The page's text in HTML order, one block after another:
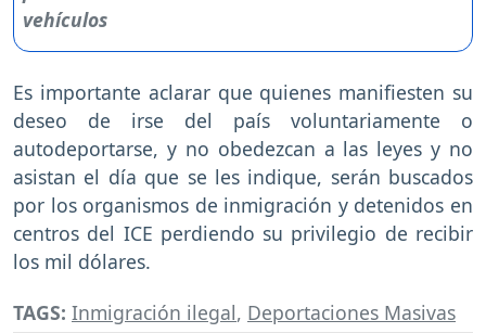
Es importante aclarar que quienes manifiesten su
deseo de irse del país voluntariamente o
autodeportarse, y no obedezcan a las leyes y no
asistan el día que se les indique, serán buscados
por los organismos de inmigración y detenidos en
centros del ICE perdiendo su privilegio de recibir
los mil dólares.
TAGS: Inmigración ilegal, Deportaciones Masivas